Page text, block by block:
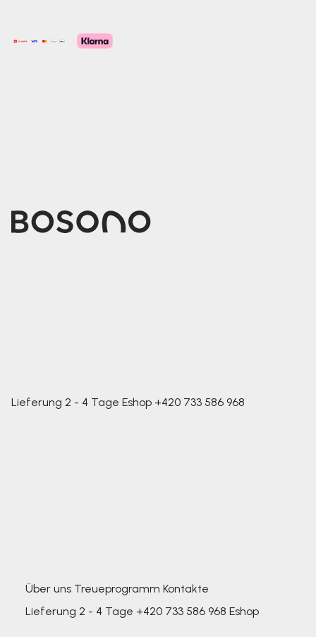
Lieferung 2 - 4 Tage Eshop +420 733 586 968
Über uns Treueprogramm Kontakte
Lieferung 2 - 4 Tage +420 733 586 968 Eshop